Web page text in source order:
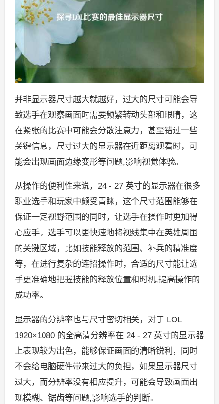
并非显示器尺寸越大就越好，过大的尺寸可能会导
致选手在观察画面时需要频繁转动头部和眼睛，这
在紧张的比赛中可能会分散注意力，甚至错过一些
关键信息，尺寸过大的显示器在近距离观看时，可
能会出现画面边缘变形等问题,影响视觉体验。
从操作的便利性来说，24 - 27 英寸的显示器在很多
职业选手和玩家中颇受青睐，这个尺寸范围能够在
保证一定视野范围的同时，让选手在操作时更加得
心应手，选手可以更快速地将视线集中在英雄周围
的关键区域，比如技能释放的范围、补兵的精准度
等，在进行复杂的连招操作时，合适的尺寸能让选
手更准确地把握技能的释放位置和时机,提高操作的
成功率。
显示器的分辨率也与尺寸密切相关，对于 LOL
1920×1080 的全高清分辨率在 24 - 27 英寸的显示器
上表现较为出色，能够保证画面的清晰锐利，同时
不会给电脑硬件带来过大的负担，如果显示器尺寸
过大，而分辨率没有相应提升，可能会导致画面出
现模糊、锯齿等问题,影响选手的判断。